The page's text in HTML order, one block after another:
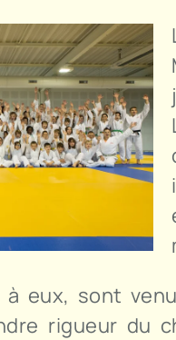
eux, sont
rigueur du